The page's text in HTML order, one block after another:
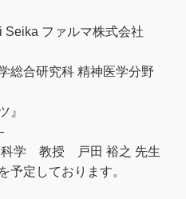
Seika ファルマ株式会社
総合研究科 精神医学分野
』
科学 教授 戸田 裕之 先生
定しております。